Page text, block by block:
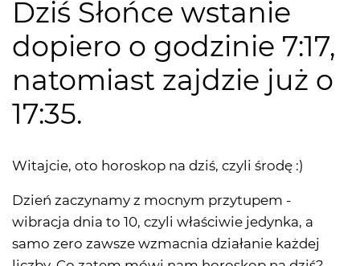
Dziś Słońce wstanie
dopiero o godzinie 7:17,
natomiast zajdzie już o
17:35.
Witajcie, oto horoskop na dziś, czyli środę :)
Dzień zaczynamy z mocnym przytupem -
wibracja dnia to 10, czyli właściwie jedynka, a
samo zero zawsze wzmacnia działanie każdej